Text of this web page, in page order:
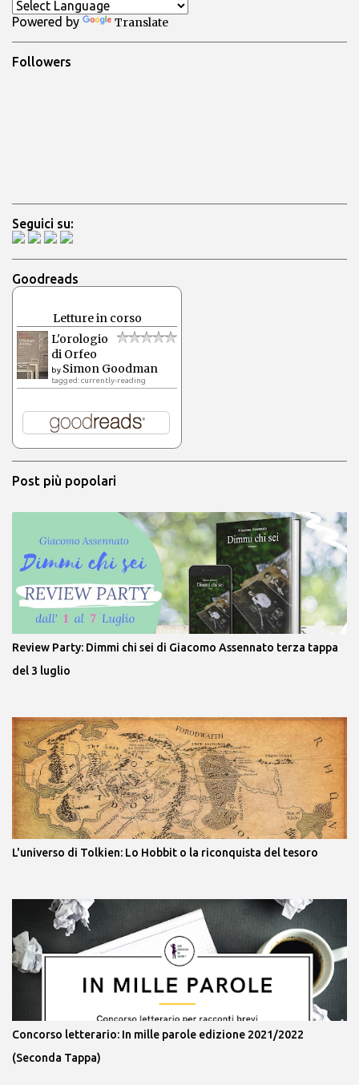
t
i
Powered by Translate
Followers
Seguici su:
Goodreads
Letture in corso
L'orologio
di Orfeo
by Simon Goodman
tagged: currently-reading
Post più popolari
Review Party: Dimmi chi sei di Giacomo Assennato terza tappa
del 3 luglio
L'universo di Tolkien: Lo Hobbit o la riconquista del tesoro
Concorso letterario: In mille parole edizione 2021/2022
(Seconda Tappa)